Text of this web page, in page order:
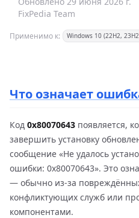
FixPedia Team
Применимо к: Windows 10 (22H2,
Что означает
Код 0x80070643 появляется,
завершить установку
сообщение «Не удалось
ошибки: 0x80070643». Это
— обычно из-за
конфликтующих служб или
компонентами.